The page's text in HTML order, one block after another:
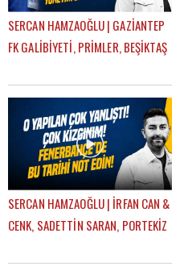
SERCAN HAMZAOĞLU | GAZİANTEP
FK GALİBİYETİ, PRİMLER, BEŞİKTAŞ
SERCAN HAMZAOĞLU | İRFAN CAN &
CENK, SADETTİN SARAN, PORTEKİZ
FENERBAHÇE